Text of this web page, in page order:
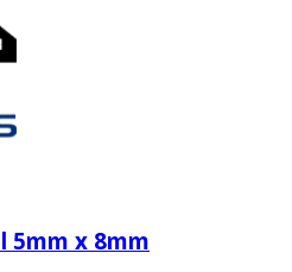
5mm x 8mm